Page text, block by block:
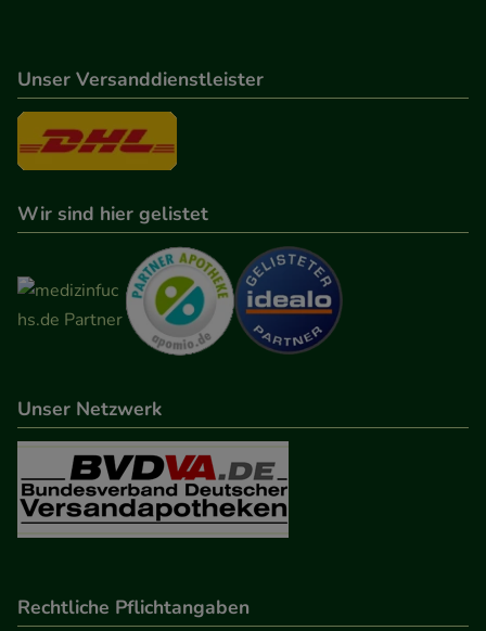
anzuzeigen und unser Partnerprogramm zu
betreiben.
Statistik & Tracking:
unserer Website sammeln, mit deren Hilfe wir
unsere Website weiter für Sie optimieren können,
den Inhalt auf unserer Website aber auch die
Werbung auf Drittseiten möglichst relevant für Sie
zu gestalten. Bitte beachten Sie, dass Daten hierfür
teilweise an Dritte wie z.B. Google oder soziale
Unser Versanddienstleister
Wir sind hier gelistet
Unser Netzwerk
Rechtliche Pflichtangaben